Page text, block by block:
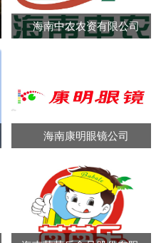
海南中农农资有限公司
海南康明眼镜公司